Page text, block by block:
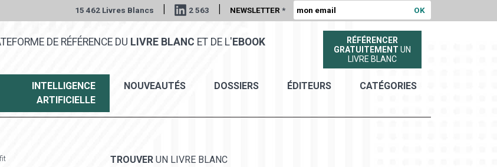
15 462 Livres Blancs | 2 563 | NEWSLETTER *
DE RÉFÉRENCE DU LIVRE BLANC ET DE L' EBOOK
RÉFÉRENCER
GRATUITEMENT UN
LIVRE BLANC
INTELLIGENCE
ARTIFICIELLE
NOUVEAUTÉS DOSSIERS ÉDITEURS CATÉGORIES
TROUVER UN LIVRE BLANC